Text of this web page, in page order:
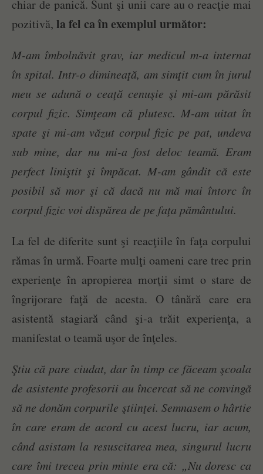
chiar de panică. Sunt şi unii care au o reacţie mai
pozitivă, la fel ca în exemplul următor:
M-am îmbolnăvit grav, iar medicul m-a internat
în spital. Intr-o dimineaţă, am simţit cum în jurul
meu se adună o ceaţă cenuşie şi mi-am părăsit
corpul fizic. Simţeam că plutesc. M-am uitat în
spate şi mi-am văzut corpul fizic pe pat, undeva
sub mine, dar nu mi-a fost deloc teamă. Eram
perfect liniştit şi împăcat. M-am gândit că este
posibil să mor şi că dacă nu mă mai întorc în
corpul fizic voi dispărea de pe faţa pământului.
La fel de diferite sunt şi reacţiile în faţa corpului
rămas în urmă. Foarte mulţi oameni care trec prin
experienţe în apropierea morţii simt o stare de
îngrijorare faţă de acesta. O tânără care era
asistentă stagiară când şi-a trăit experienţa, a
manifestat o teamă uşor de înţeles.
Ştiu că pare ciudat, dar în timp ce făceam şcoala
de asistente profesorii au încercat să ne convingă
să ne donăm corpurile ştiinţei. Semnasem o hârtie
în care eram de acord cu acest lucru, iar acum,
când asistam la resuscitarea mea, singurul lucru
care îmi trecea prin minte era că: „Nu doresc ca